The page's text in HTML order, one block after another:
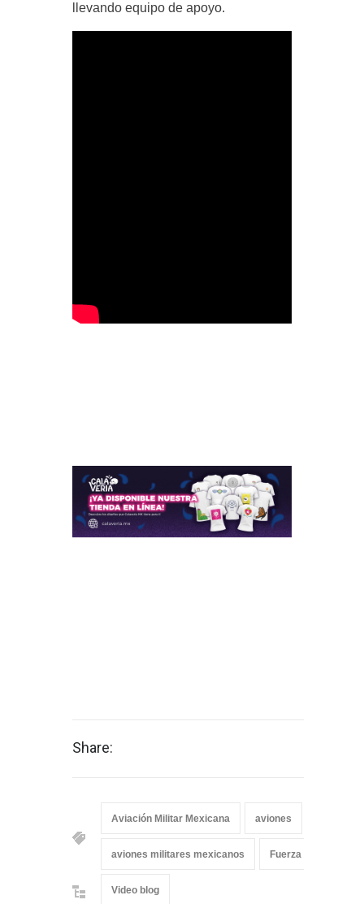
llevando equipo de apoyo.
Share:
Aviación Militar Mexicana aviones
aviones militares mexicanos Fuerza Aérea
Video blog